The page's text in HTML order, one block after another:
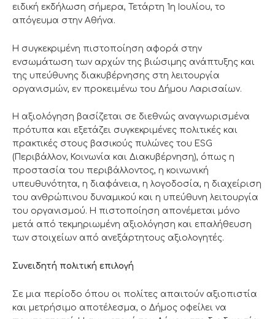
ειδική εκδήλωση σήμερα, Τετάρτη 1η Ιουλίου, το
απόγευμα στην Αθήνα.
Η συγκεκριμένη πιστοποίηση αφορά στην
ενσωμάτωση των αρχών της βιώσιμης ανάπτυξης και
της υπεύθυνης διακυβέρνησης στη λειτουργία
οργανισμών, εν προκειμένω του Δήμου Λαρισαίων.
Η αξιολόγηση βασίζεται σε διεθνώς αναγνωρισμένα
πρότυπα και εξετάζει συγκεκριμένες πολιτικές και
πρακτικές στους βασικούς πυλώνες του ESG
(Περιβάλλον, Κοινωνία και Διακυβέρνηση), όπως η
προστασία του περιβάλλοντος, η κοινωνική
υπευθυνότητα, η διαφάνεια, η λογοδοσία, η διαχείριση
του ανθρώπινου δυναμικού και η υπεύθυνη λειτουργία
του οργανισμού. Η πιστοποίηση απονέμεται μόνο
μετά από τεκμηριωμένη αξιολόγηση και επαλήθευση
των στοιχείων από ανεξάρτητους αξιολογητές.
Συνειδητή πολιτική επιλογή
Σε μια περίοδο όπου οι πολίτες απαιτούν αξιοπιστία
και μετρήσιμο αποτέλεσμα, ο Δήμος οφείλει να